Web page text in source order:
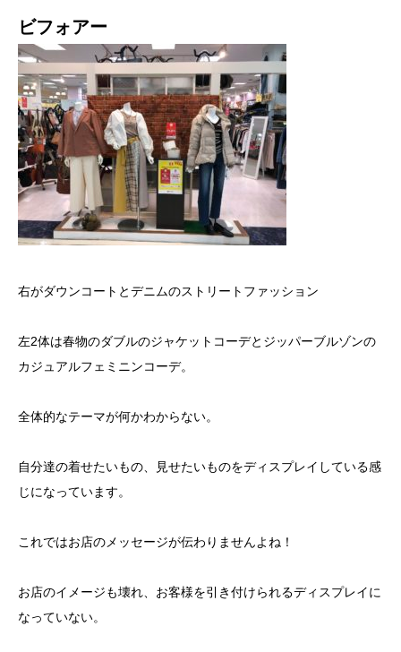
ビフォアー
右がダウンコートとデニムのストリートファッション
左2体は春物のダブルのジャケットコーデとジッパーブルゾンの
カジュアルフェミニンコーデ。
全体的なテーマが何かわからない。
自分達の着せたいもの、見せたいものをディスプレイしている感
じになっています。
これではお店のメッセージが伝わりませんよね！
お店のイメージも壊れ、お客様を引き付けられるディスプレイに
なっていない。